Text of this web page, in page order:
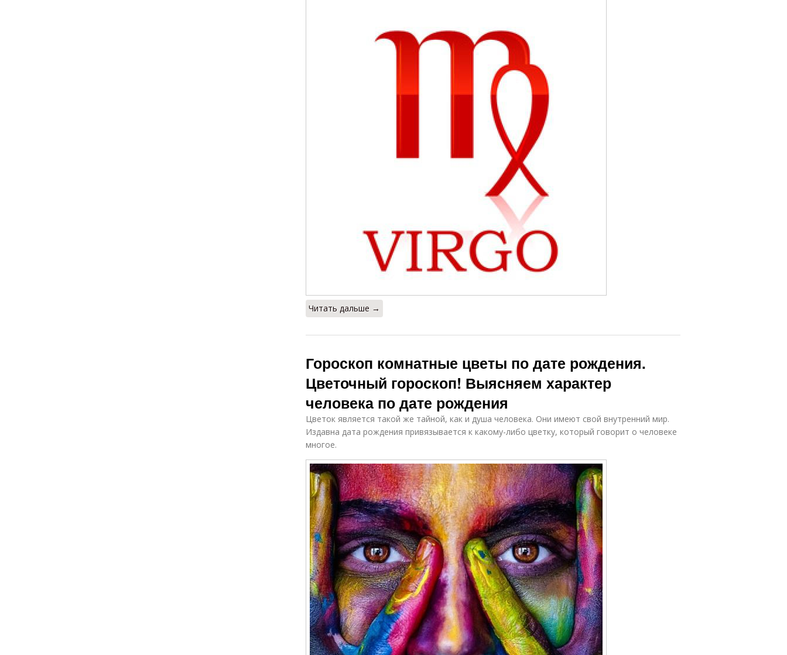
Читать дальше →
Гороскоп комнатные цветы по дате рождения.
Цветочный гороскоп! Выясняем характер
человека по дате рождения
Цветок является такой же тайной, как и душа человека. Они имеют свой внутренний мир.
Издавна дата рождения привязывается к какому-либо цветку, который говорит о человеке
многое.